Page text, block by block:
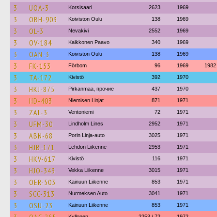
3 UOA-3 Korsisaari 2623 1969
3 OBH-903 Koiviston Oulu 138 1969
3 OL-3 Nevakivi 2552 1969
3 OV-184 Kaikkonen Paavo 340 1969
3 OAN-3 Koiviston Oulu 138 1969
3 FK-153 Förbom 96 1969 1982
3 TA-172 Kivistö 392 1970
3 HKJ-875 Pirkanmaa, прочие 437 1970
3 HD-403 Niemisen Linjat 871 1971
3 ZAL-3 Ventoniemi 72 1971
3 UFM-30 Lindholm Lines 2952 1971
3 ABN-68 Porin Linja-auto 3025 1971
3 HJB-171 Lehdon Liikenne 2953 1971
3 HKV-617 Kivistö 116 1971
3 HJO-343 Vekka Liikenne 3015 1971
3 OER-503 Kainuun Liikenne 853 1971
3 SCC-313 Nurmeksen Auto 3041 1971
3 OSU-23 Kainuun Liikenne 853 1971